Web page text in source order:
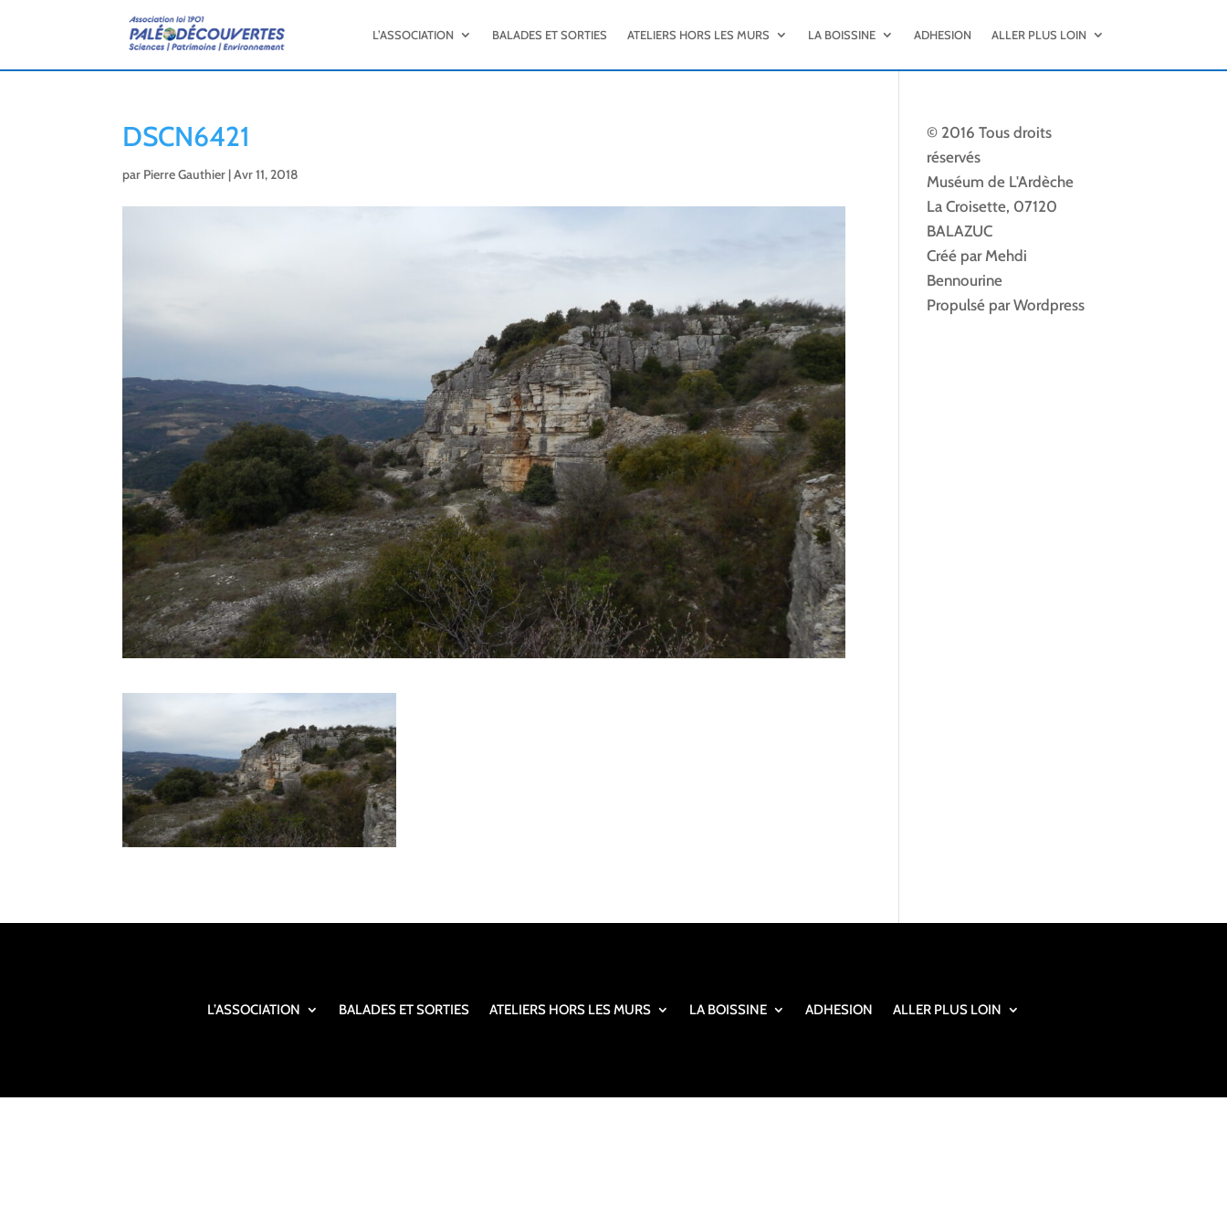
L’ASSOCIATION BALADES ET SORTIES ATELIERS HORS LES MURS LA BOISSINE ADHESION ALLER PLUS LOIN
DSCN6421
par Pierre Gauthier |Avr 11, 2018
© 2016 Tous droits
réservés
Muséum de L'Ardèche
La Croisette, 07120
BALAZUC
Créé par Mehdi
Bennourine
Propulsé par Wordpress
L’ASSOCIATION BALADES ET SORTIES ATELIERS HORS LES MURS LA BOISSINE ADHESION ALLER PLUS LOIN